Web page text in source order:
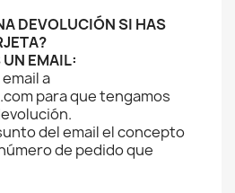
DEVOLUCIÓN SI HAS
EMAIL:
a
para que tengamos
del email el concepto
de pedido que